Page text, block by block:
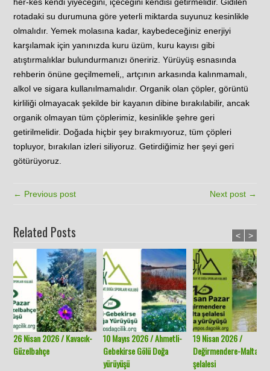
rotadaki su durumuna göre yeterli miktarda suyunuz kesinlikle
olmalıdır. Yemek molasına kadar, kaybedeceğiniz enerjiyi
karşılamak için yanınızda kuru üzüm, kuru kayısı gibi
atıştırmalıklar bulundurmanızı öneririz. Yürüyüş esnasında
rehberin önüne geçilmemeli,, artçının arkasında kalınmamalı,
alkol ve sigara kullanılmamalıdır. Organik olan çöpler, görüntü
kirliliği olmayacak şekilde bir kayanın dibine bırakılabilir, ancak
organik olmayan tüm çöplerimiz, kesinlikle şehre geri
getirilmelidir. Doğada hiçbir şey bırakmıyoruz, tüm çöpleri
topluyor, bırakılan izleri siliyoruz. Getirdiğimiz her şeyi geri
götürüyoruz.
← Previous post Next post →
Related Posts
26 Nisan 2026 / Kavacık-
Güzelbahçe
10 Mayıs 2026 / Ahmetli-
Gebekirse Gölü Doğa
yürüyüşü
19 Nisan 2026 /
Değirmendere-Malta
şelalesi
< >